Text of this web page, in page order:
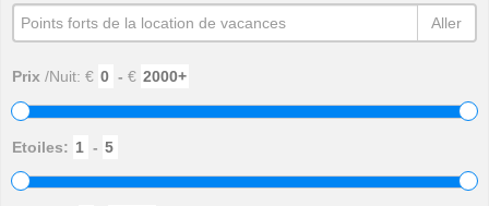
Aller
Prix /Nuit: € - €
Etoiles: -